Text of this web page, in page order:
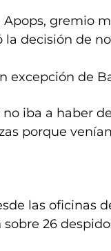
Apops, gremio
la decisión de
excepción de
no iba a haber
porque
las oficinas
26